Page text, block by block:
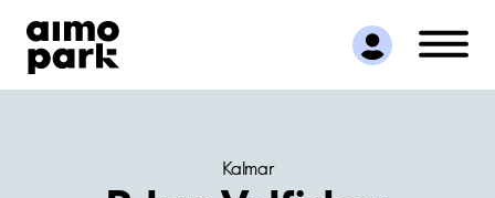
Hitta parkering
Samarbete
Kundservice
Kalmar